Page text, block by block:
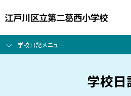
江戸川区立第二葛西小学校
学校日記メニュー
学校日